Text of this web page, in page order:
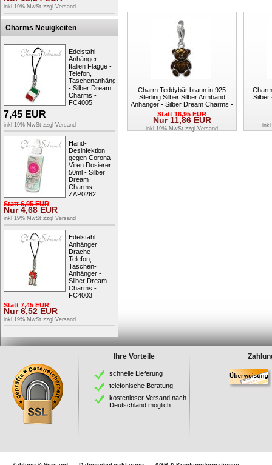
inkl 19% MwSt zzgl Versand
Charms Neuigkeiten
Edelstahl
Anhänger
Italien Flagge -
Telefon,
Taschenanhänger
- Silber Dream
Charms -
FC4005
7,45 EUR
inkl 19% MwSt zzgl Versand
Hand-
Desinfektion
gegen Corona
Viren Dosierer
50ml - Silber
Dream
Charms -
ZAP0262
Statt6,95EUR
Nur4,68 EUR
inkl 19% MwSt zzgl Versand
Edelstahl
Anhänger
Drache -
Telefon,
Taschen-
Anhänger -
Silber Dream
Charms -
FC4003
Statt7,45EUR
Nur6,52EUR
inkl 19% MwSt zzgl Versand
Charm Teddybär braun in 925
Sterling Silber Silber Armband
Anhänger - Silber Dream Charms -
FC855N
Statt16,95EUR
Nur11,86 EUR
inkl 19% MwSt zzgl Versand
Silber
Ihre Vorteile
schnelle Lieferung
telefonische Beratung
kostenloser Versand nach
Deutschland möglich